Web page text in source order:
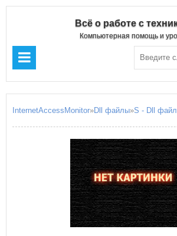
Всё о работе с
Компьютерная помощь и
InternetAccessMonitor»Dll файлы»S - Dll